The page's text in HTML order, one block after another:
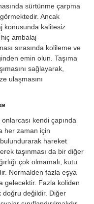
sürtünme çarpma
Ancak
konusunda kalitesiz
ambalaj
sırasında kolileme ve
emin olun. Taşıma
sağlayarak,
ulaşmasını
onlarcası kendi çapında
her zaman için
hareket
taşınması da bir diğer
çok olmamalı, kutu
Normalden fazla eşya
gelecektir. Fazla koliden
doğru değildir. Diğer